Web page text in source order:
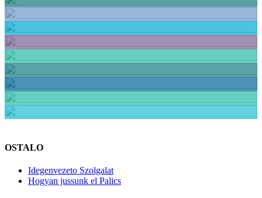
OSTALO
Idegenvezeto Szolgalat
Hogyan jussunk el Palics